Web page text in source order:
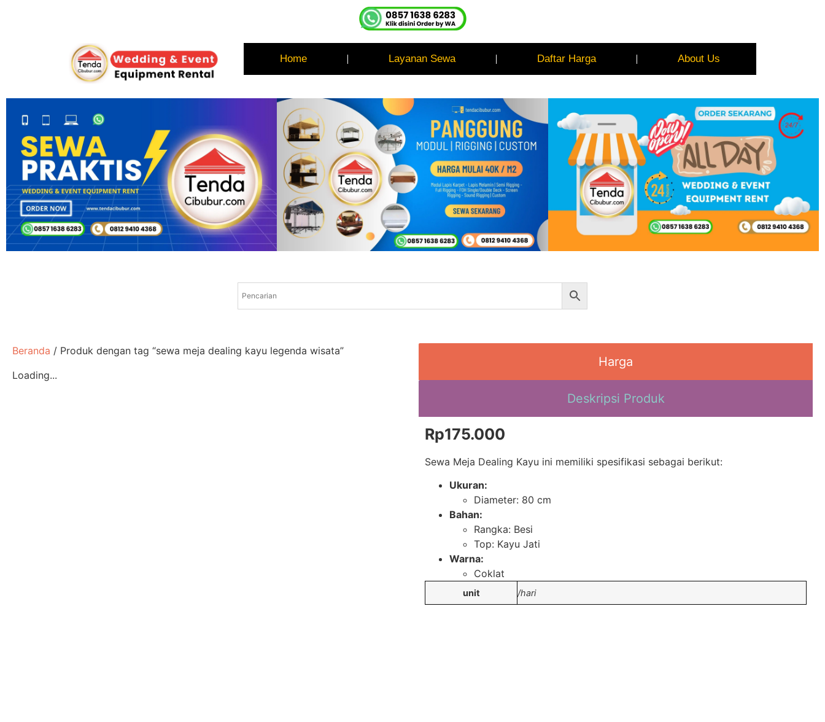
Home Layanan Sewa Daftar Harga About Us
Beranda / Produk dengan tag “sewa meja dealing kayu legenda wisata”
Loading...
Harga
Deskripsi Produk
Rp175.000
Sewa Meja Dealing Kayu ini memiliki spesifikasi sebagai berikut:
Ukuran:
Diameter: 80 cm
Bahan:
Rangka: Besi
Top: Kayu Jati
Warna:
Coklat
unit /hari